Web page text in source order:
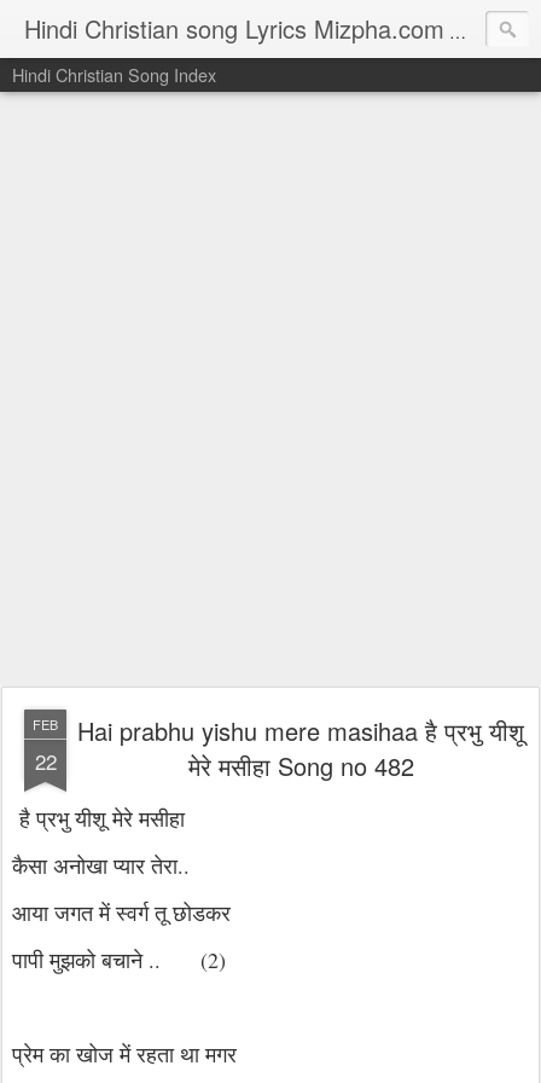
Hindi Christian song Lyrics Mizpha.com Hindi
Hindi Christian Song Index
FEB
22
Hai prabhu yishu mere masihaa है प्रभु यीशू
मेरे मसीहा Song no 482
है प्रभु यीशू मेरे मसीहा
कैसा अनोखा प्यार तेरा..
आया जगत में स्वर्ग तू छोडकर
पापी मुझको बचाने .. (2)
प्रेम का खोज में रहता था मगर